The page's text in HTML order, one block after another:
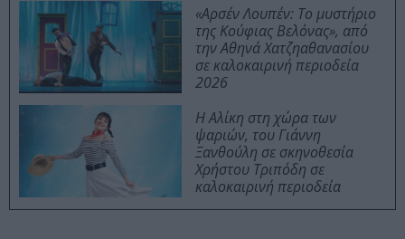
«Αρσέν Λουπέν: Το μυστήριο
της Κούφιας Βελόνας», από
την Αθηνά Χατζηαθανασίου
σε καλοκαιρινή περιοδεία
2026
Η Αλίκη στη χώρα των
ψαριών, του Γιάννη
Ξανθούλη σε σκηνοθεσία
Χρήστου Τριπόδη σε
καλοκαιρινή περιοδεία